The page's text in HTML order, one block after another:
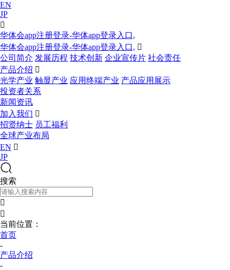
EN
JP

华体会app注册登录-华体app登录入口,
华体会app注册登录-华体app登录入口, 
公司简介 发展历程 技术创新 企业宣传片 社会责任
产品介绍 
光学产业 触显产业 应用终端产业 产品应用展示
投资者关系
新闻资讯
加入我们 
招贤纳士 员工福利
全球产业布局
EN 
JP
搜索


当前位置：
首页
-
产品介绍
-